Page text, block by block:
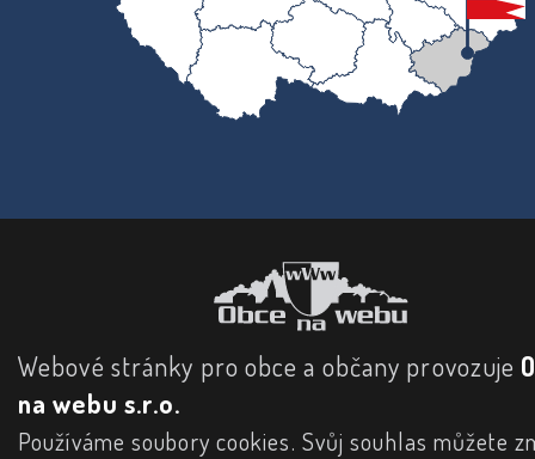
Webové stránky pro obce a občany provozuje
na webu s.r.o.
Používáme soubory cookies. Svůj souhlas můžete